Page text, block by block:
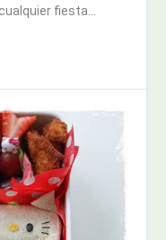
fiesta...